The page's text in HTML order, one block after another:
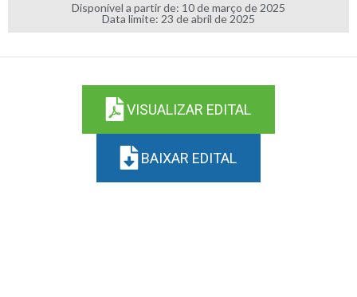
Disponível a partir de: 10 de março de 2025
Data limite: 23 de abril de 2025
VISUALIZAR EDITAL
BAIXAR EDITAL